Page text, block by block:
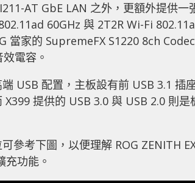
AT GbE LAN 之外，更額外提供一
60GHz 與 2T2R Wi-Fi
當家的 SupremeFX S1220 8ch
電容。
USB 配置，主板設有前 USB 3.1 插
提供的 USB 3.0 與 USB 2.0 則
參考下圖，以便理解 ROG ZENITH
充功能。